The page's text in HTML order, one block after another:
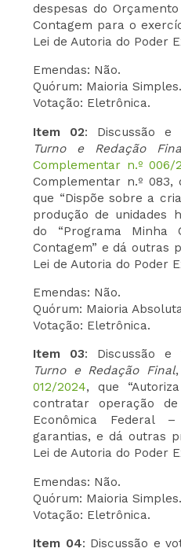
despesas do
Contagem para o
Lei de Autoria do Poder
Emendas: Não.
Quórum: Maioria Simples.
Votação: Eletrônica.
Item 02: Discussão e
Turno e Redação
Complementar n.º 006/
Complementar n.º 083,
que “Dispõe sobre a
produção de unidades
do “Programa Minha
Contagem” e dá outras
Lei de Autoria do Poder
Emendas: Não.
Quórum: Maioria
Votação: Eletrônica.
Item 03: Discussão e
Turno e Redação Final
012/2024, que
contratar operação
Econômica Federal
garantias, e dá outras
Lei de Autoria do Poder
Emendas: Não.
Quórum: Maioria Simples.
Votação: Eletrônica.
Item 04: Discussão e